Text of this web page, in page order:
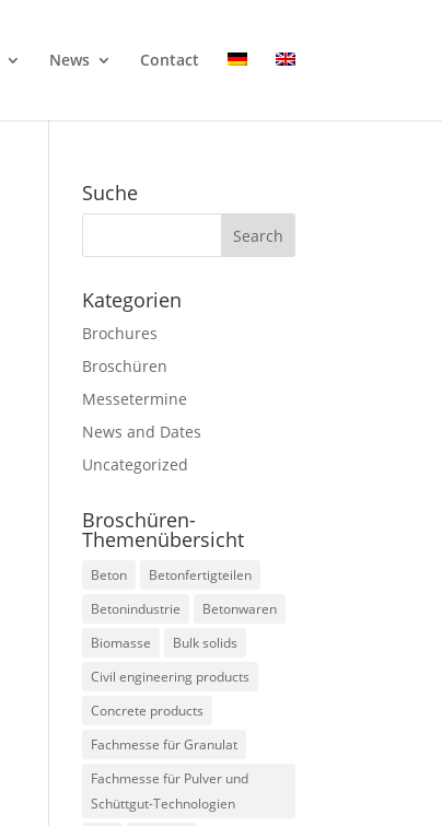
News Contact
Suche
Kategorien
Brochures
Broschüren
Messetermine
News and Dates
Uncategorized
Broschüren-
Themenübersicht
Beton
Betonfertigteilen
Betonindustrie
Betonwaren
Biomasse
Bulk solids
Civil engineering products
Concrete products
Fachmesse für Granulat
Fachmesse für Pulver und
Schüttgut-Technologien